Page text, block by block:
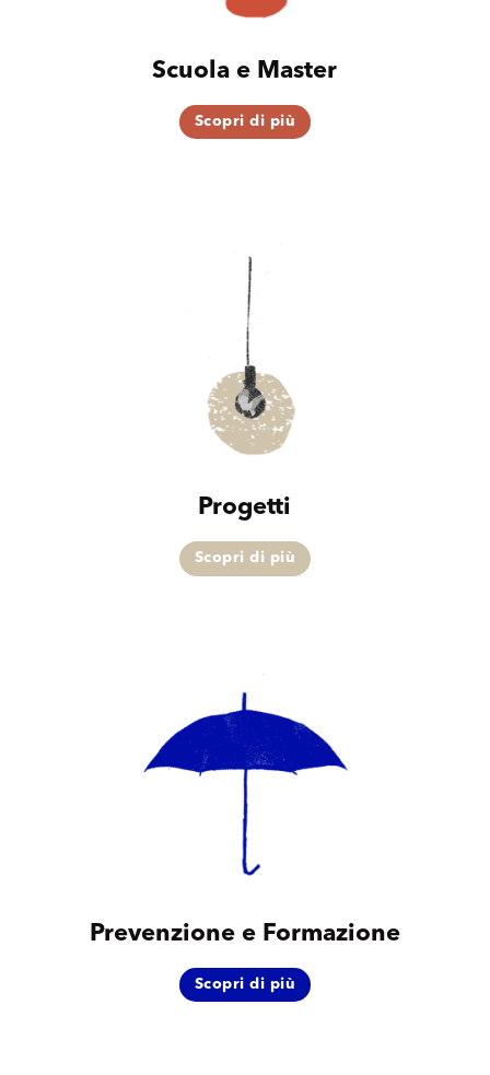
Scuola e Master
Scopri di più
Progetti
Scopri di più
Prevenzione e Formazione
Scopri di più